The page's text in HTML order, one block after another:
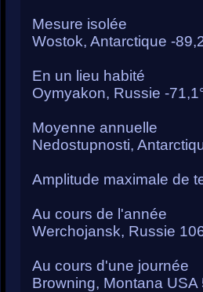
Mesure isolée
Wostok, Antarctique -
En un lieu habité
Oymyakon, Russie -
Moyenne annuelle
Nedostupnosti,
Amplitude maximale de
Au cours de l'année
Werchojansk, Russie
Au cours d'une journée
Browning, Montana USA